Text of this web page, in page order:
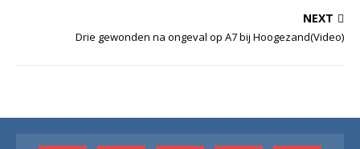
NEXT
Drie gewonden na ongeval op A7 bij Hoogezand(Video)